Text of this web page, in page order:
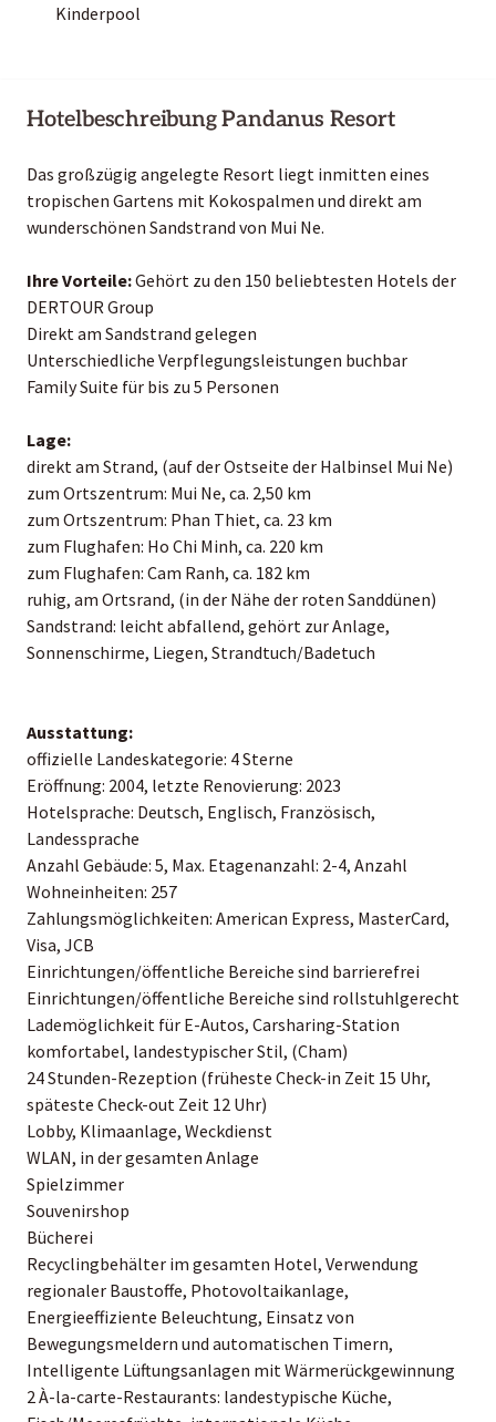
Kinderpool
Hotelbeschreibung Pandanus Resort
Das großzügig angelegte Resort liegt inmitten eines
tropischen Gartens mit Kokospalmen und direkt am
wunderschönen Sandstrand von Mui Ne.
Ihre Vorteile:Gehört zu den 150 beliebtesten Hotels der
DERTOUR Group
Direkt am Sandstrand gelegen
Unterschiedliche Verpflegungsleistungen buchbar
Family Suite für bis zu 5 Personen
Lage:
direkt am Strand, (auf der Ostseite der Halbinsel Mui Ne)
zum Ortszentrum: Mui Ne, ca. 2,50 km
zum Ortszentrum: Phan Thiet, ca. 23 km
zum Flughafen: Ho Chi Minh, ca. 220 km
zum Flughafen: Cam Ranh, ca. 182 km
ruhig, am Ortsrand, (in der Nähe der roten Sanddünen)
Sandstrand: leicht abfallend, gehört zur Anlage,
Sonnenschirme, Liegen, Strandtuch/Badetuch
Ausstattung:
offizielle Landeskategorie: 4 Sterne
Eröffnung: 2004, letzte Renovierung: 2023
Hotelsprache: Deutsch, Englisch, Französisch,
Landessprache
Anzahl Gebäude: 5, Max. Etagenanzahl: 2-4, Anzahl
Wohneinheiten: 257
Zahlungsmöglichkeiten: American Express, MasterCard,
Visa, JCB
Einrichtungen/öffentliche Bereiche sind barrierefrei
Einrichtungen/öffentliche Bereiche sind rollstuhlgerecht
Lademöglichkeit für E-Autos, Carsharing-Station
komfortabel, landestypischer Stil, (Cham)
24 Stunden-Rezeption (früheste Check-in Zeit 15 Uhr,
späteste Check-out Zeit 12 Uhr)
Lobby, Klimaanlage, Weckdienst
WLAN, in der gesamten Anlage
Spielzimmer
Souvenirshop
Bücherei
Recyclingbehälter im gesamten Hotel, Verwendung
regionaler Baustoffe, Photovoltaikanlage,
Energieeffiziente Beleuchtung, Einsatz von
Bewegungsmeldern und automatischen Timern,
Intelligente Lüftungsanlagen mit Wärmerückgewinnung
2 À-la-carte-Restaurants: landestypische Küche,